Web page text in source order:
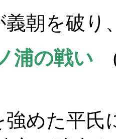
義朝を破り
浦の戦い (
強めた平氏